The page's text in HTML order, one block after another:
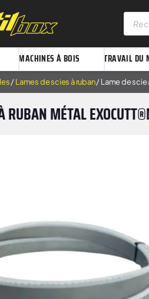
MACHINES À BOIS TRAVAIL DU
/Lames de scies à ruban/ Lame de scie
RUBAN MÉTAL